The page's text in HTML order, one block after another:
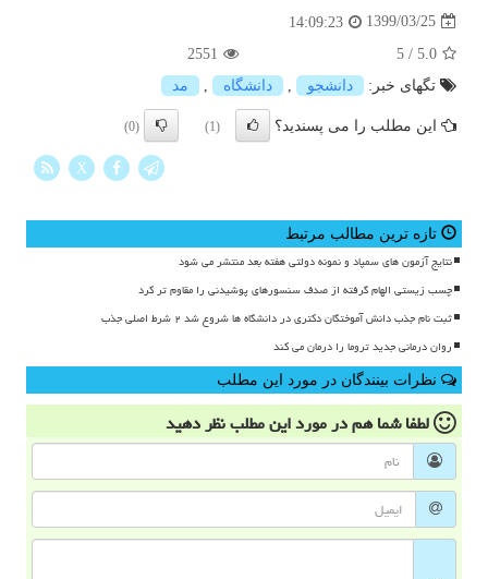
1399/03/25
14:09:23
5.0
/
5
2551
تگهای خبر:
دانشجو , دانشگاه , مد
این مطلب را می پسندید؟ (1)
(0)
X
تازه ترین مطالب مرتبط
نتایج آزمون های سمپاد و نمونه دولتی هفته بعد منتشر می شود
چسب زیستی الهام گرفته از صدف سنسورهای پوشیدنی را مقاوم تر کرد
ثبت نام جذب دانش آموختگان دکتری در دانشگاه ها شروع شد ۲ شرط اصلی جذب
روان درمانی جدید تروما را درمان می کند
نظرات بینندگان در مورد این مطلب
لطفا شما همدر مورد این مطلبنظر دهید